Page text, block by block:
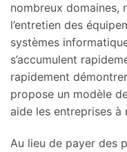
nombreux domaines,
l’entretien des
systèmes
s’accumulent
rapidement
propose un modèle
aide les entreprises à
Au lieu de payer des